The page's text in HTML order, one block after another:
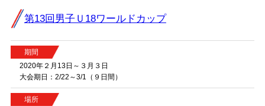
第13回男子Ｕ18ワールドカップ
期間
2020年２月13日～３月３日
大会期日：2/22～3/1（９日間）
場所